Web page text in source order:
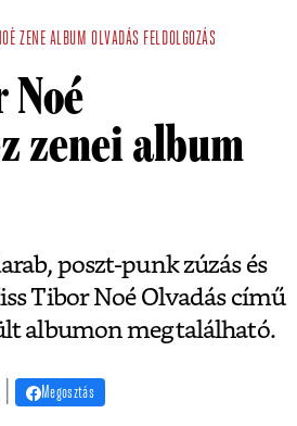
ZENE ALBUM OLVADÁS FELDOLGOZÁS
zenei album
poszt-punk zúzás és
Tibor Noé Olvadás című
albumon megtalálható.
Megosztás